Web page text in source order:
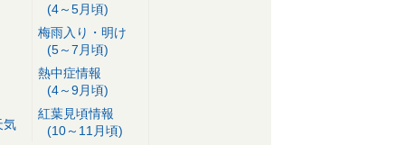
気
(4～5月頃)
梅雨入り・明け
(5～7月頃)
熱中症情報
(4～9月頃)
紅葉見頃情報
(10～11月頃)